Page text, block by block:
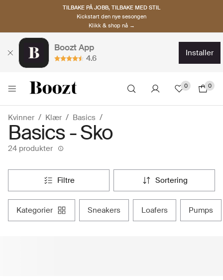
TILBAKE PÅ JOBB, TILBAKE MED STIL
Kickstart den nye sesongen
Klikk & shop nå →
Boozt App
4.6
installer
0 0
Kvinner Klær Basics
Basics - Sko
24 produkter
filtre sortering
kategorier sneakers loafers pumps